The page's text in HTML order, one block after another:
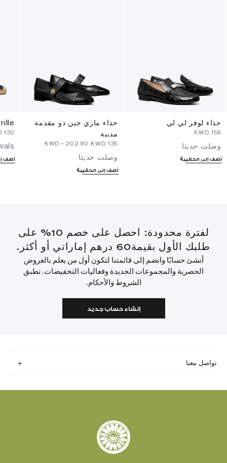
حذاء لوفر لي لي
وصلت حديثا
أضف إلى الحقيبة
حذاء ماري جين ذو مقدمة
مدببة
- ⁦202.80⁩ KWD
وصلت حديثا
أضف إلى الحقيبة
أضف
لفترة محدودة: احصل على خصم 10% على
طلبك الأول بقيمة60 درهم إماراتي أو أكثر.
أنشئ حسابًا وانضم إلى قائمتنا لتكون أول من يعلم بالعروض
الحصرية والمجموعات الجديدة وفعاليات التخفيضات. تطبق
الشروط والأحكام.
إنشاء حساب جديد
تواصل معنا